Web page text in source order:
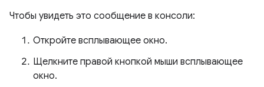
Чтобы увидеть это сообщение в консоли:
Откройте всплывающее окно.
Щелкните правой кнопкой мыши всплывающее
окно.